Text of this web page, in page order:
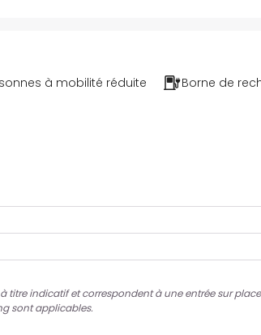
à mobilité réduite
Borne de
titre indicatif et correspondent à une entrée sur
sont applicables.